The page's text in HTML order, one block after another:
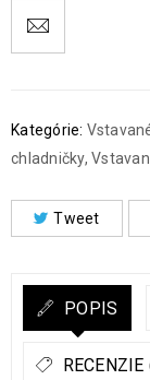
Kategórie:
chladničky,
Tweet
POPIS
RECENZIE